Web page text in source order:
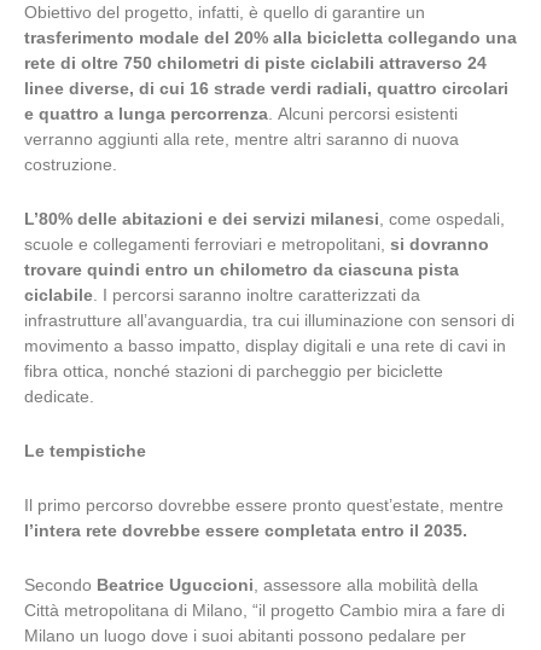
Obiettivo del progetto, infatti, è quello di garantire un
trasferimento modale del 20% alla bicicletta collegando una
rete di oltre 750 chilometri di piste ciclabili attraverso 24
linee diverse, di cui 16 strade verdi radiali, quattro circolari
e quattro a lunga percorrenza. Alcuni percorsi esistenti
verranno aggiunti alla rete, mentre altri saranno di nuova
costruzione.
L’80% delle abitazioni e dei servizi milanesi , come ospedali,
scuole e collegamenti ferroviari e metropolitani, si dovranno
trovare quindi entro un chilometro da ciascuna pista
ciclabile . I percorsi saranno inoltre caratterizzati da
infrastrutture all’avanguardia, tra cui illuminazione con sensori di
movimento a basso impatto, display digitali e una rete di cavi in ​​
fibra ottica, nonché stazioni di parcheggio per biciclette
dedicate.
Le tempistiche
Il primo percorso dovrebbe essere pronto quest’estate, mentre
l’intera rete dovrebbe essere completata entro il 2035.
Secondo Beatrice Uguccioni , assessore alla mobilità della
Città metropolitana di Milano, “il progetto Cambio mira a fare di
Milano un luogo dove i suoi abitanti possono pedalare per